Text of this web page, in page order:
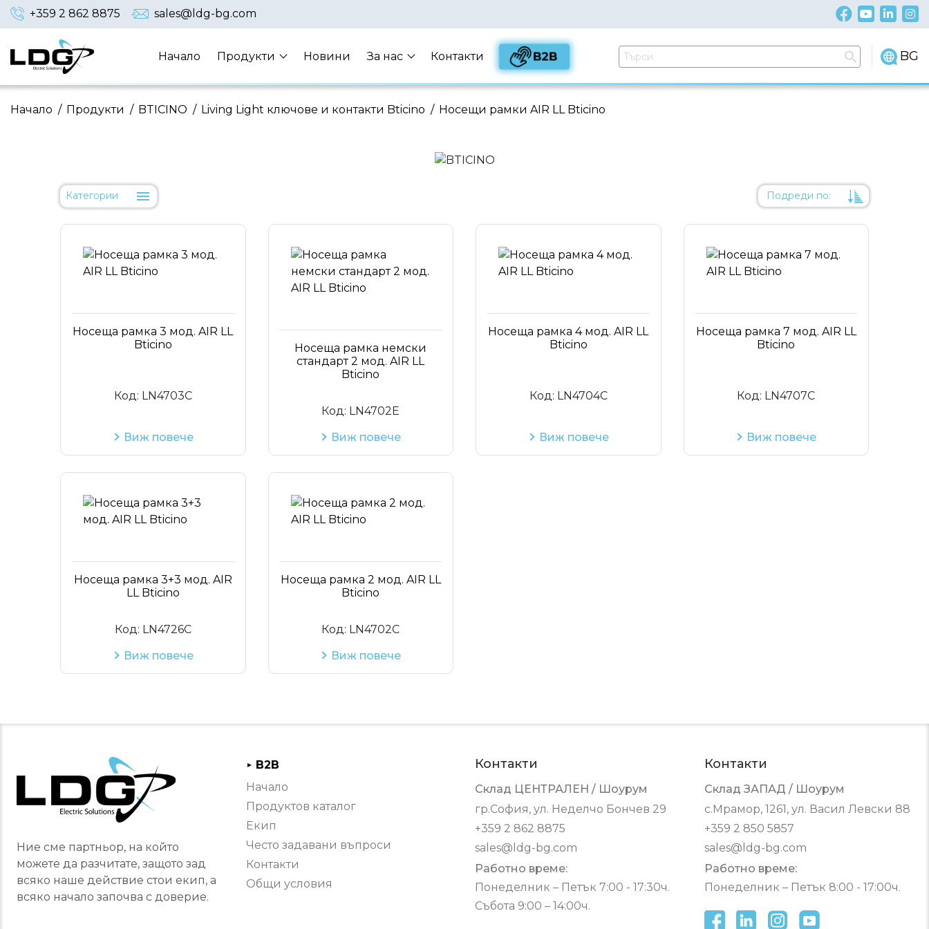
+359 2 862 8875 sales@ldg-bg.com
Начало Продукти Новини За нас Контакти B2B BG
/
Начало /
Продукти /
BTICINO /
Living Light ключове и контакти Bticino Носещи рамки AIR LL Bticino
Категории Подреди по:
Уместност
Име
Носеща рамка 3 мод. AIR LL
Bticino
Код: LN4703C
Виж повече
Носеща рамка немски
стандарт 2 мод. AIR LL
Bticino
Код: LN4702E
Виж повече
Носеща рамка 4 мод. AIR LL
Bticino
Код: LN4704C
Виж повече
Носеща рамка 7 мод. AIR LL
Bticino
Код: LN4707C
Виж повече
Носеща рамка 3+3 мод. AIR
LL Bticino
Код: LN4726C
Виж повече
Носеща рамка 2 мод. AIR LL
Bticino
Код: LN4702C
Виж повече
Ние сме партньор, на който
можете да разчитате, защото зад
всяко наше действие стои екип, а
всяко начало започва с доверие.
► B2B
Начало
Продуктов каталог
Екип
Често задавани въпроси
Контакти
Общи условия
Контакти
Склад ЦЕНТРАЛЕН / Шоурум
гр.София, ул. Неделчо Бончев 29
+359 2 862 8875
sales@ldg-bg.com
Работно време:
Понеделник – Петък 7:00 - 17:30ч.
Събота 9:00 – 14:00ч.
Контакти
Склад ЗАПАД / Шоурум
с.Мрамор, 1261, ул. Васил Левски 88
+359 2 850 5857
sales@ldg-bg.com
Работно време:
Понеделник – Петък 8:00 - 17:00ч.